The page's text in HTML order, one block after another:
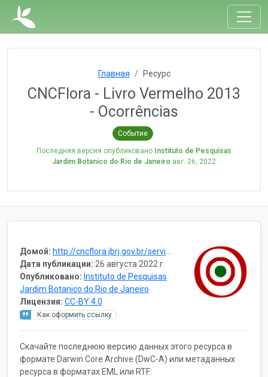
Главная Ресурс
CNCFlora - Livro Vermelho 2013
- Ocorrências
Событие
Последняя версия опубликовано Instituto de Pesquisas
Jardim Botanico do Rio de Janeiro авг. 26, 2022
Домой: http://cncflora.jbrj.gov.br/services/
Дата публикации: 26 августа 2022 г.
Опубликовано: Instituto de Pesquisas
Jardim Botanico do Rio de Janeiro
Лицензия: CC-BY 4.0
Как оформить ссылку
Скачайте последнюю версию данных этого ресурса в
формате Darwin Core Archive (DwC-A) или метаданных
ресурса в форматах EML или RTF: